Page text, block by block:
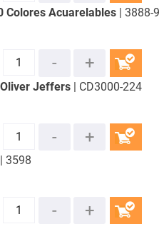
Colores Acuarelables| 3888-
COMPRAR
Jeffers| CD3000-224
COMPRAR
3598